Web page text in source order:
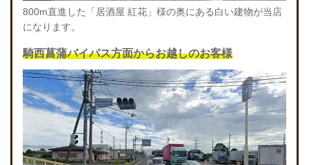
800m直進した「居酒屋 紅花」様の奥にある白い建物が当店
になります。
騎西菖蒲バイパス方面からお越しのお客様